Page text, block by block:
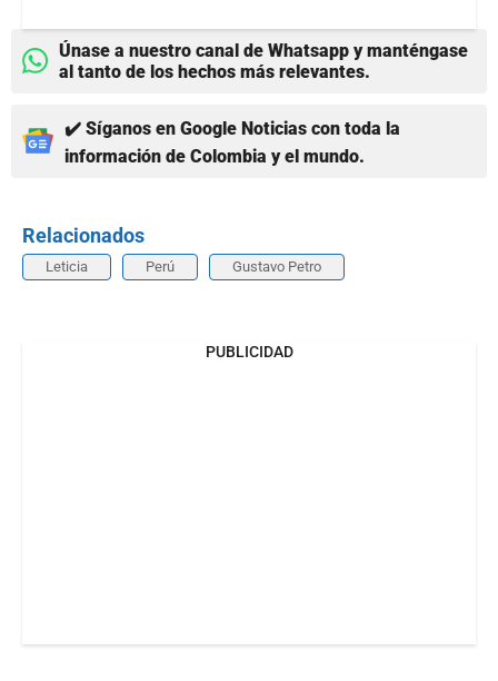
Únase a nuestro canal de Whatsapp y manténgase
al tanto de los hechos más relevantes.
✔️ Síganos en Google Noticias con toda la
información de Colombia y el mundo.
Relacionados
Leticia Perú Gustavo Petro
PUBLICIDAD